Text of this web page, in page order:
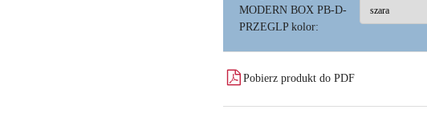
MODERN BOX PB-D-
PRZEGLP kolor:
Pobierz produkt do PDF